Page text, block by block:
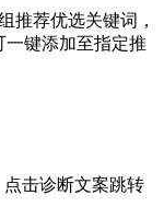
推荐优选关键词，
一键添加至指定推
点击诊断文案跳转